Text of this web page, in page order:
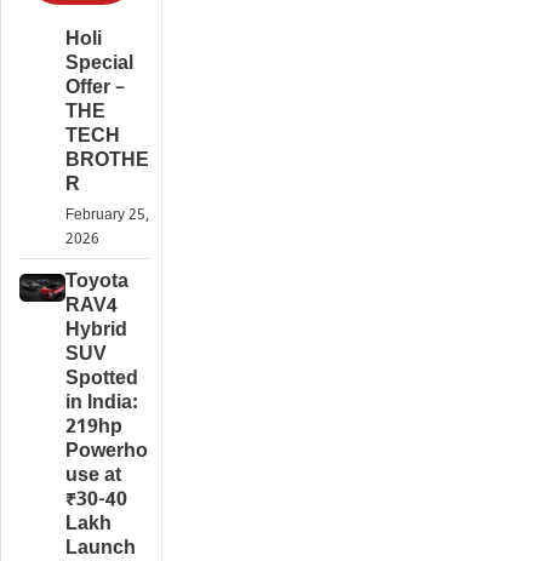
Holi
Special
Offer –
THE
TECH
BROTHE
R
February 25,
2026
Toyota
RAV4
Hybrid
SUV
Spotted
in India:
219hp
Powerho
use at
₹30-40
Lakh
Launch